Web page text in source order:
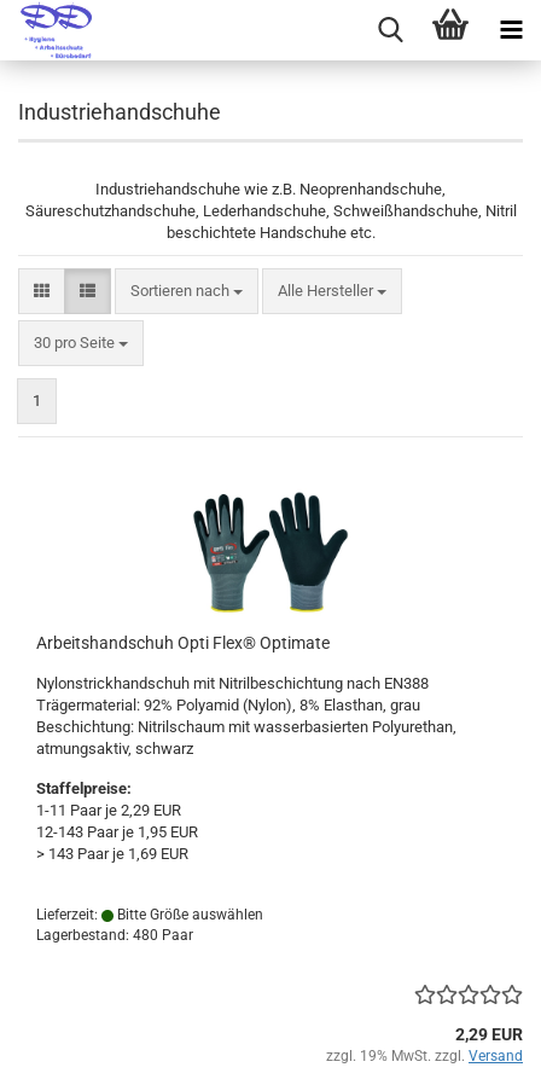
Industriehandschuhe
Industriehandschuhe wie z.B. Neoprenhandschuhe,
Säureschutzhandschuhe, Lederhandschuhe, Schweißhandschuhe, Nitril
beschichtete Handschuhe etc.
Sortieren nach
Sortieren nach Alle Hersteller
30 pro Seite
pro Seite
1
Arbeitshandschuh Opti Flex® Optimate
Nylonstrickhandschuh mit Nitrilbeschichtung nach EN388
Trägermaterial: 92% Polyamid (Nylon), 8% Elasthan, grau
Beschichtung: Nitrilschaum mit wasserbasierten Polyurethan,
atmungsaktiv, schwarz
Staffelpreise:
1-11 Paar je 2,29 EUR
12-143 Paar je 1,95 EUR
> 143 Paar je 1,69 EUR
Lieferzeit:
Bitte Größe auswählen
Lagerbestand: 480 Paar
2,29 EUR
zzgl. 19% MwSt. zzgl. Versand